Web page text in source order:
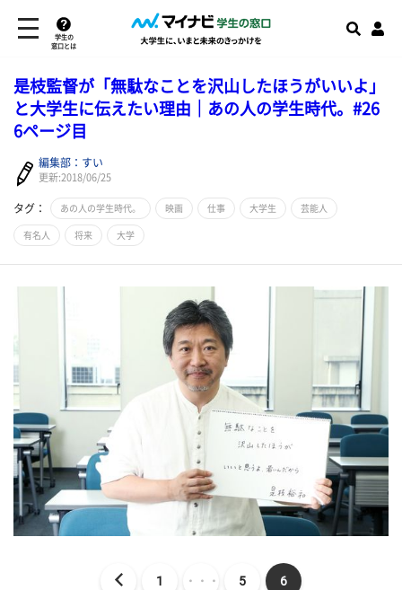
学生の
窓口とは
是枝監督が「無駄なことを沢山したほうがいいよ」
と大学生に伝えたい理由｜あの人の学生時代。#26
6ページ目
編集部：すい
更新:2018/06/25
タグ： あの人の学生時代。 映画 仕事 大学生 芸能人
有名人 将来 大学
1 ・・・ 5 6